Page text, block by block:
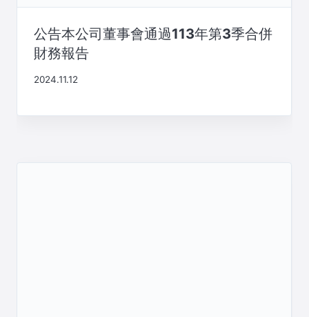
公告本公司董事會通過113年第3季合併
財務報告
2024.11.12